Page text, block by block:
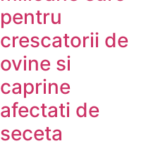
pentru
crescatorii de
ovine si
caprine
afectati de
seceta